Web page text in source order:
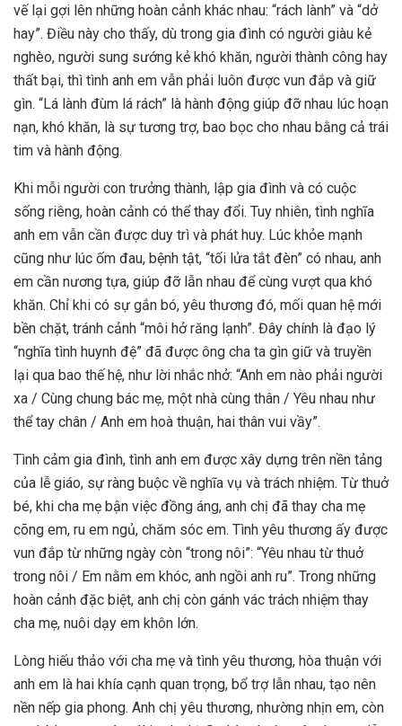
vế lại gợi lên những hoàn cảnh khác nhau: “rách lành” và “dở
hay”. Điều này cho thấy, dù trong gia đình có người giàu kẻ
nghèo, người sung sướng kẻ khó khăn, người thành công hay
thất bại, thì tình anh em vẫn phải luôn được vun đắp và giữ
gìn. “Lá lành đùm lá rách” là hành động giúp đỡ nhau lúc hoạn
nạn, khó khăn, là sự tương trợ, bao bọc cho nhau bằng cả trái
tim và hành động.
Khi mỗi người con trưởng thành, lập gia đình và có cuộc
sống riêng, hoàn cảnh có thể thay đổi. Tuy nhiên, tình nghĩa
anh em vẫn cần được duy trì và phát huy. Lúc khỏe mạnh
cũng như lúc ốm đau, bệnh tật, “tối lửa tắt đèn” có nhau, anh
em cần nương tựa, giúp đỡ lẫn nhau để cùng vượt qua khó
khăn. Chỉ khi có sự gắn bó, yêu thương đó, mối quan hệ mới
bền chặt, tránh cảnh “môi hở răng lạnh”. Đây chính là đạo lý
“nghĩa tình huynh đệ” đã được ông cha ta gìn giữ và truyền
lại qua bao thế hệ, như lời nhắc nhở: “Anh em nào phải người
xa / Cùng chung bác mẹ, một nhà cùng thân / Yêu nhau như
thể tay chân / Anh em hoà thuận, hai thân vui vầy”.
Tình cảm gia đình, tình anh em được xây dựng trên nền tảng
của lễ giáo, sự ràng buộc về nghĩa vụ và trách nhiệm. Từ thuở
bé, khi cha mẹ bận việc đồng áng, anh chị đã thay cha mẹ
cõng em, ru em ngủ, chăm sóc em. Tình yêu thương ấy được
vun đắp từ những ngày còn “trong nôi”: “Yêu nhau từ thuở
trong nôi / Em nằm em khóc, anh ngồi anh ru”. Trong những
hoàn cảnh đặc biệt, anh chị còn gánh vác trách nhiệm thay
cha mẹ, nuôi dạy em khôn lớn.
Lòng hiếu thảo với cha mẹ và tình yêu thương, hòa thuận với
anh em là hai khía cạnh quan trọng, bổ trợ lẫn nhau, tạo nên
nền nếp gia phong. Anh chị yêu thương, nhường nhịn em, còn